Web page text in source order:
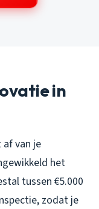
in
van je
het
tussen €5.000
zodat je